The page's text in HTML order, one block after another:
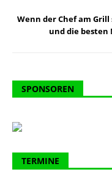
Wenn der Chef am
und die besten
SPONSOREN
TERMINE